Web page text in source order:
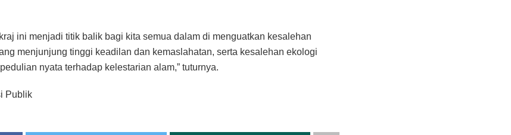
ini menjadi titik balik bagi kita semua dalam di menguatkan kesalehan
menjunjung tinggi keadilan dan kemaslahatan, serta kesalehan ekologi
nyata terhadap kelestarian alam,” tuturnya.
Publik